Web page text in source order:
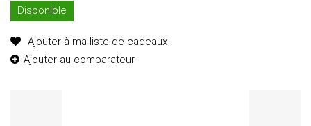
Disponible
Ajouter à ma liste de cadeaux
Ajouter au comparateur